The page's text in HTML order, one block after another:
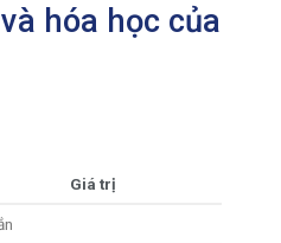
hóa học của
Giá trị